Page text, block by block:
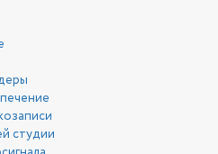
студии